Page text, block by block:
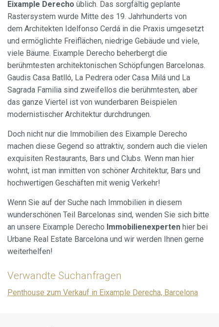
Eixample Derecho üblich. Das sorgfältig geplante
Rastersystem wurde Mitte des 19. Jahrhunderts von
dem Architekten Idelfonso Cerdá in die Praxis umgesetzt
und ermöglichte Freiflächen, niedrige Gebäude und viele,
viele Bäume. Eixample Derecho beherbergt die
berühmtesten architektonischen Schöpfungen Barcelonas.
Gaudis Casa Batlló, La Pedrera oder Casa Milá und La
Sagrada Familia sind zweifellos die berühmtesten, aber
das ganze Viertel ist von wunderbaren Beispielen
modernistischer Architektur durchdrungen.
Doch nicht nur die Immobilien des Eixample Derecho
machen diese Gegend so attraktiv, sondern auch die vielen
exquisiten Restaurants, Bars und Clubs. Wenn man hier
wohnt, ist man inmitten von schöner Architektur, Bars und
hochwertigen Geschäften mit wenig Verkehr!
Wenn Sie auf der Suche nach Immobilien in diesem
wunderschönen Teil Barcelonas sind, wenden Sie sich bitte
an unsere Eixample Derecho Immobilienexperten hier bei
Urbane Real Estate Barcelona und wir werden Ihnen gerne
weiterhelfen!
Verwandte Suchanfragen
Penthouse zum Verkauf in Eixample Derecha, Barcelona